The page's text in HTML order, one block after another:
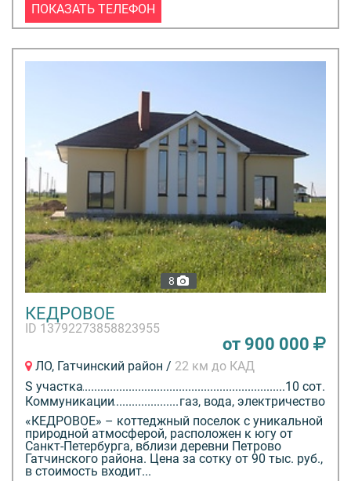
ПОКАЗАТЬ ТЕЛЕФОН
8
КЕДРОВОЕ
ID 13792273858823955
от 900 000
ЛО, Гатчинский район / 22 км до КАД
S участка
10 сот.
Коммуникации
газ, вода, электричество
«КЕДРОВОЕ» – коттеджный поселок с уникальной
природной атмосферой, расположен к югу от
Санкт-Петербурга, вблизи деревни Петрово
Гатчинского района. Цена за сотку от 90 тыс. руб.,
в стоимость входит...